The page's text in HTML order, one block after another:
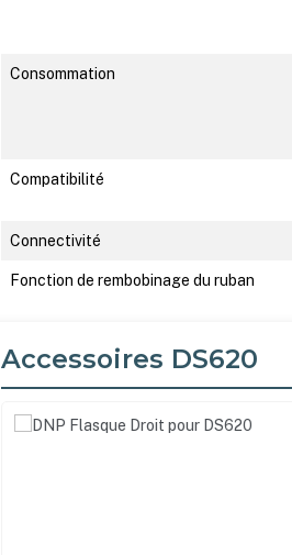
Consommation
Compatibilité
Connectivité
Fonction de rembobinage du ruban
Accessoires DS620
Ignorer la galerie de produits